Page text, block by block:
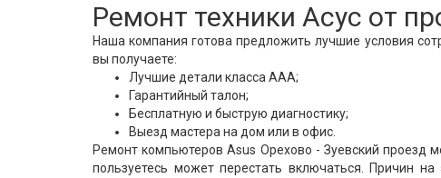
Ремонт техники Асус от
Наша компания готова предложить лучшие условия
вы получаете:
Лучшие детали класса ААА;
Гарантийный талон;
Бесплатную и быструю диагностику;
Выезд мастера на дом или в офис.
Ремонт компьютеров Asus Орехово - Зуевский проезд
пользуетесь может перестать включаться. Причин